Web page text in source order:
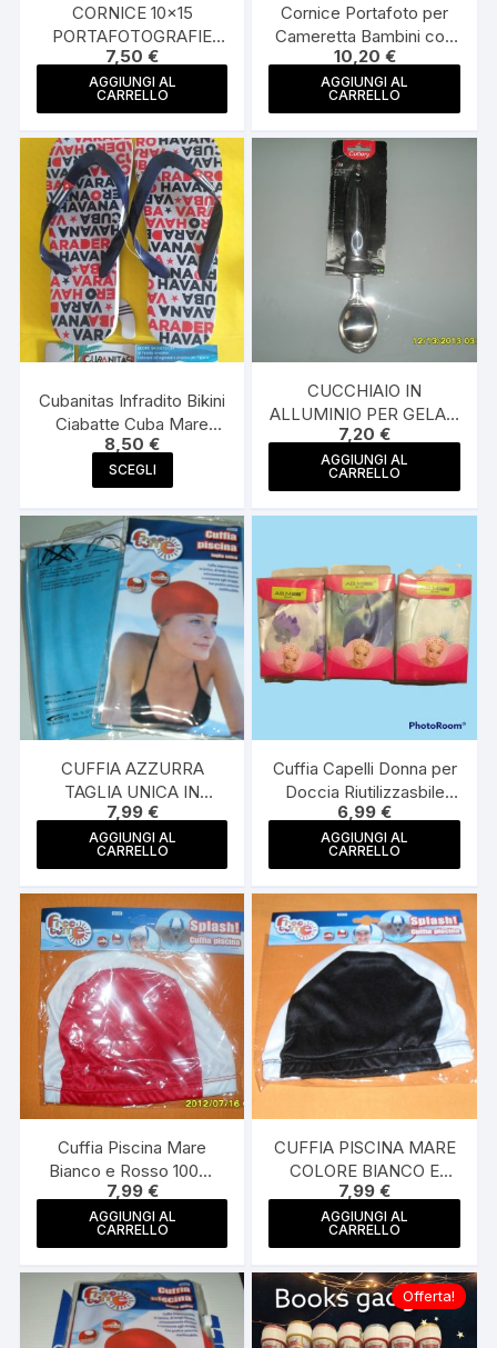
CORNICE 10×15
PORTAFOTOGRAFIE
WINNIE THE POOH
TIGRO PIMPI PORTA
FOTO FOTOGRAFIE
7,50€
AGGIUNGI AL
CARRELLO
Cornice Portafoto per
Cameretta Bambini con
Orsetti Misura 22x17cm
da Tavolo
10,20 €
AGGIUNGI AL
CARRELLO
Cubanitas Infradito Bikini
Ciabatte Cuba Mare
Piscina Moda Casual
Uomo Ragazzo Havana
8,50€
SCEGLI
prodotto
ha
più
varianti.
Le
opzioni
possono
essere
scelte
nella
pagina
del
CUCCHIAIO IN
ALLUMINIO PER GELATI
IN VASCHETTA GELATO
PROFESSIONALE
CUTLERY
7,20€
AGGIUNGI AL
CARRELLO
CUFFIA AZZURRA
TAGLIA UNICA IN
LATTICE PISCINA MARE
CUFFIE NUOTO
7,99 €
AGGIUNGI AL
CARRELLO
Cuffia Capelli Donna per
Doccia Riutilizzasbile
Fantasie Assortite
6,99€
AGGIUNGI AL
CARRELLO
Cuffia Piscina Mare
Bianco e Rosso 100%
Poliestere Cuffie Nuoto
7,99 €
AGGIUNGI AL
CARRELLO
CUFFIA PISCINA MARE
COLORE BIANCO E
NERA 100%
POLIESTERE CUFFIE
NUOTO
7,99€
AGGIUNGI AL
CARRELLO
Offerta!